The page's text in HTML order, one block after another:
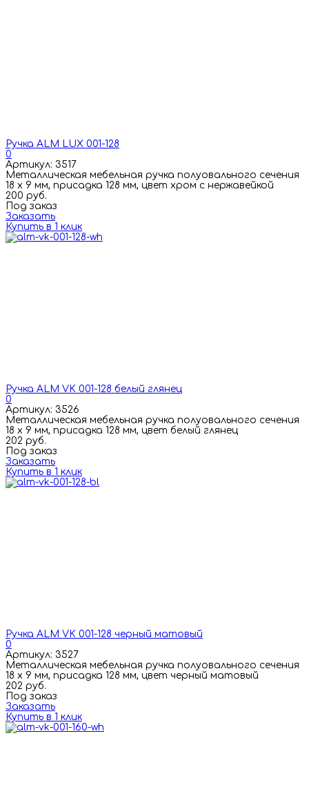
Ручка ALM LUX 001-128
0
Артикул: 3517
Металлическая мебельная ручка полуовального сечения
18 х 9 мм, присадка 128 мм, цвет хром с нержавейкой
200 руб.
Под заказ
Заказать
Купить в 1 клик
Ручка ALM VK 001-128 белый глянец
0
Артикул: 3526
Металлическая мебельная ручка полуовального сечения
18 х 9 мм, присадка 128 мм, цвет белый глянец
202 руб.
Под заказ
Заказать
Купить в 1 клик
Ручка ALM VK 001-128 черный матовый
0
Артикул: 3527
Металлическая мебельная ручка полуовального сечения
18 х 9 мм, присадка 128 мм, цвет черный матовый
202 руб.
Под заказ
Заказать
Купить в 1 клик